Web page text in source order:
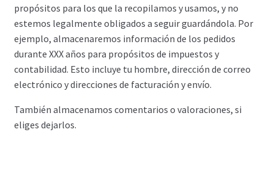
propósitos para los que la recopilamos y usamos, y no
estemos legalmente obligados a seguir guardándola. Por
ejemplo, almacenaremos información de los pedidos
durante XXX años para propósitos de impuestos y
contabilidad. Esto incluye tu hombre, dirección de correo
electrónico y direcciones de facturación y envío.
También almacenamos comentarios o valoraciones, si
eliges dejarlos.